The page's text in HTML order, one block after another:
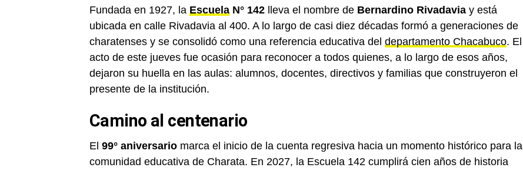
Fundada en 1927, la Escuela N° 142 lleva el nombre de Bernardino Rivadavia y está
ubicada en calle Rivadavia al 400. A lo largo de casi diez décadas formó a generaciones de
charatenses y se consolidó como una referencia educativa del departamento Chacabuco. El
acto de este jueves fue ocasión para reconocer a todos quienes, a lo largo de esos años,
dejaron su huella en las aulas: alumnos, docentes, directivos y familias que construyeron el
presente de la institución.
Camino al centenario
El 99° aniversario marca el inicio de la cuenta regresiva hacia un momento histórico para la
comunidad educativa de Charata. En 2027, la Escuela 142 cumplirá cien años de historia